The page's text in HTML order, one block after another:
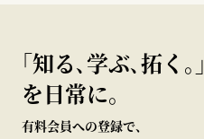
｢知る､学ぶ､拓く｡｣
を日常に。
有料会員への登録で、